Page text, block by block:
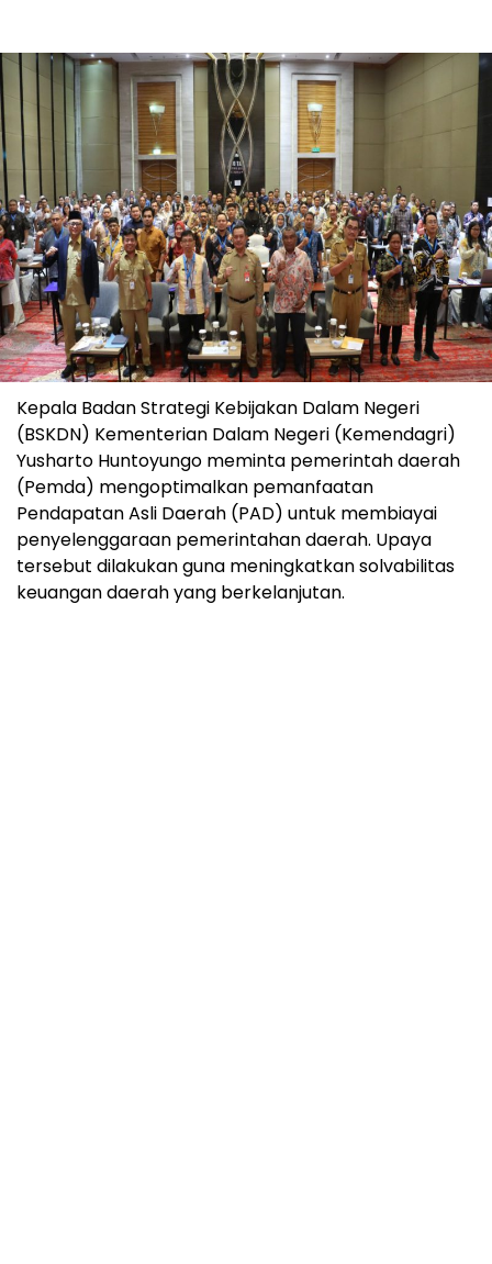
Kepala Badan Strategi Kebijakan Dalam Negeri
(BSKDN) Kementerian Dalam Negeri (Kemendagri)
Yusharto Huntoyungo meminta pemerintah daerah
(Pemda) mengoptimalkan pemanfaatan
Pendapatan Asli Daerah (PAD) untuk membiayai
penyelenggaraan pemerintahan daerah. Upaya
tersebut dilakukan guna meningkatkan solvabilitas
keuangan daerah yang berkelanjutan.